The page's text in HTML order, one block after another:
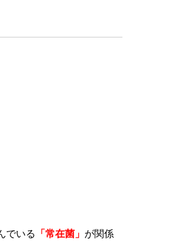
でいる 「常在菌」 が関係